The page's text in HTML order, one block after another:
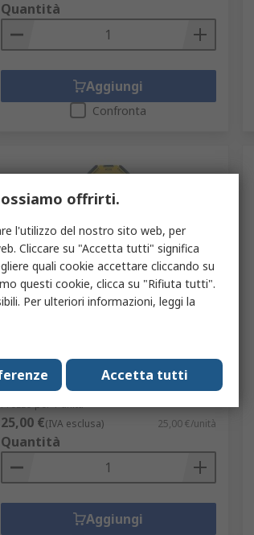
Quantità
Aggiungi
Confronta
In magazzino
Codice RS
Codice costruttore365510
Prezzo per 1 unità
25,00 €(IVA esclusa) 25,00 €/unità
Quantità
Aggiungi
offrirti.
l'utilizzo del nostro sito web, per
Cliccare su "Accetta tutti" significa
quali cookie accettare cliccando su
questi cookie, clicca su "Rifiuta tutti".
Per ulteriori informazioni, leggi la
Accetta tutti